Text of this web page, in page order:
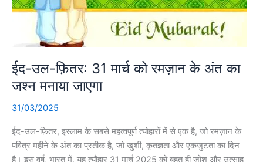
ईद-उल-फ़ितर: 31 मार्च को रमज़ान के अंत का
जश्न मनाया जाएगा
31/03/2025
ईद-उल-फ़ितर, इस्लाम के सबसे महत्वपूर्ण त्योहारों में से एक है, जो रमज़ान के
पवित्र महीने के अंत का प्रतीक है, जो खुशी, कृतज्ञता और एकजुटता का दिन
है। इस वर्ष, भारत में, यह त्यौहार 31 मार्च 2025 को बहुत ही जोश और उत्साह